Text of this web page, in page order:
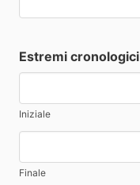
Estremi cronologici
Iniziale
Finale